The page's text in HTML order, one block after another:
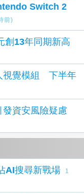
Switch 2
前)
13年同期新高
視覺模組 下半年
資安風險疑慮
AI搜尋新戰場
1